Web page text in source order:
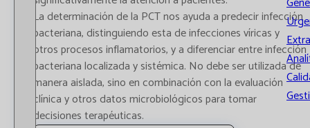
Extra
La determinación de la PCT nos ayuda a predecir infección
bacteriana, distinguiendo esta de infecciones víricas y
otros procesos inflamatorios, y a diferenciar entre infección
bacteriana localizada y sistémica. No debe ser utilizada de
manera aislada, sino en combinación con la evaluación
clínica y otros datos microbiológicos para tomar
decisiones terapéuticas.